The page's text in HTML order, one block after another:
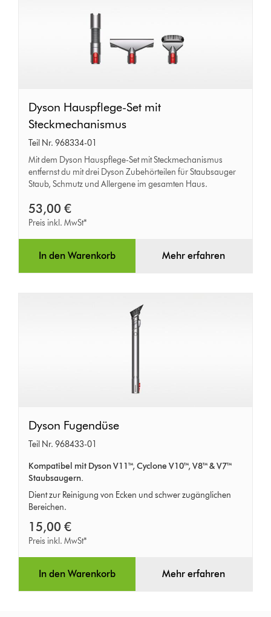
Dyson
Hauspflege-
Set
mit
Steckmechanismus
Dyson Hauspflege-Set mit
Steckmechanismus
Teil Nr. 968334-01
Mit dem Dyson Hauspflege-Set mit Steckmechanismus
entfernst du mit drei Dyson Zubehörteilen für Staubsauger
Staub, Schmutz und Allergene im gesamten Haus.
53,00 €
Preis inkl. MwSt*
In den Warenkorb Mehr erfahren
Dyson
Fugendüse
Dyson Fugendüse
Teil Nr. 968433-01
Kompatibel mit Dyson V11™, Cyclone V10™, V8™ & V7™
Staubsaugern.
Dient zur Reinigung von Ecken und schwer zugänglichen
Bereichen.
15,00 €
Preis inkl. MwSt*
In den Warenkorb Mehr erfahren